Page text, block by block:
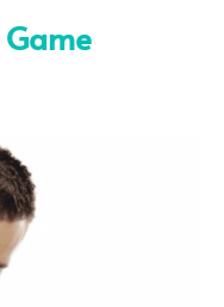
Game